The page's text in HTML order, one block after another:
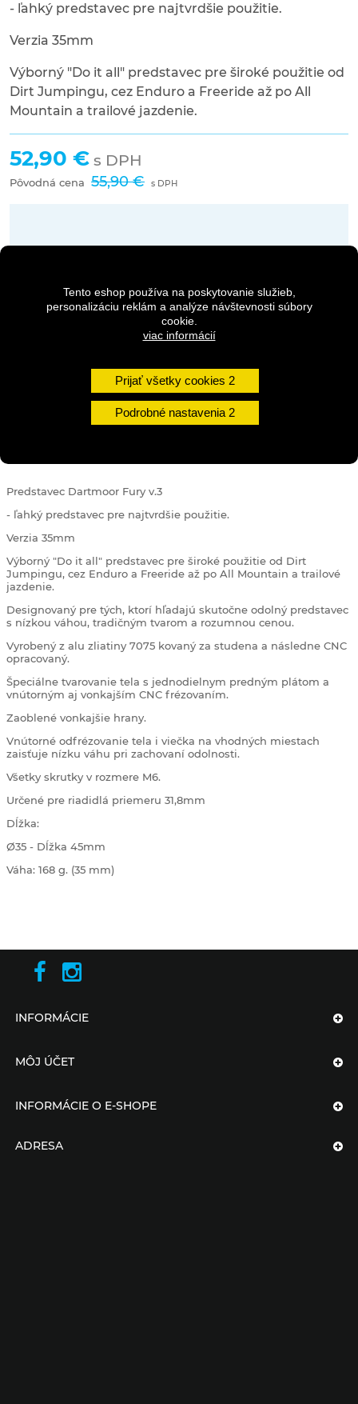
Tento eshop používa na poskytovanie služieb,
personalizáciu reklám a analýze návštevnosti súbory
cookie.
viac informácií
Prijať všetky cookies
Podrobné nastavenia
- ľahký predstavec pre najtvrdšie použitie.
Verzia 35mm
Výborný "Do it all" predstavec pre široké použitie od
Dirt Jumpingu, cez Enduro a Freeride až po All
Mountain a trailové jazdenie.
52,90 € s DPH
Pôvodná cena 55,90 € s DPH
Množstvo
Predstavec Dartmoor Fury v.3
- ľahký predstavec pre najtvrdšie použitie.
Verzia 35mm
Výborný "Do it all" predstavec pre široké použitie od Dirt
Jumpingu, cez Enduro a Freeride až po All Mountain a trailové
jazdenie.
Designovaný pre tých, ktorí hľadajú skutočne odolný predstavec
s nízkou váhou, tradičným tvarom a rozumnou cenou.
Vyrobený z alu zliatiny 7075 kovaný za studena a následne CNC
opracovaný.
Špeciálne tvarovanie tela s jednodielnym predným plátom a
vnútorným aj vonkajším CNC frézovaním.
Zaoblené vonkajšie hrany.
Vnútorné odfrézovanie tela i viečka na vhodných miestach
zaisťuje nízku váhu pri zachovaní odolnosti.
Všetky skrutky v rozmere M6.
Určené pre riadidlá priemeru 31,8mm
Dĺžka:
Ø35 - Dĺžka 45mm
Váha: 168 g. (35 mm)
INFORMÁCIE
MÔJ ÚČET
INFORMÁCIE O E-SHOPE
ADRESA